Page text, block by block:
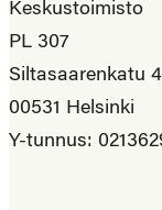
Keskustoimisto
PL 307
Siltasaarenkatu 4
00531 Helsinki
Y-tunnus: